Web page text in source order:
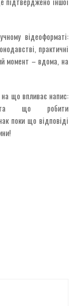
відеоформаті:
практичні
момент – вдома, на
на що впливає напис:
та що робити
поки що відповіді